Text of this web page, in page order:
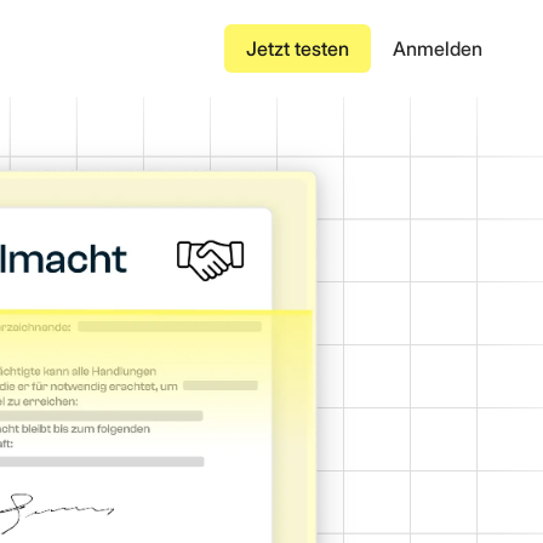
Versicherungszertifikat
Luftfrachtbrief
Transportrechnung
Vertrag
Bestellung
Dateneingabe um
manipulierter
aufbauen
Jetzt testen Anmelden